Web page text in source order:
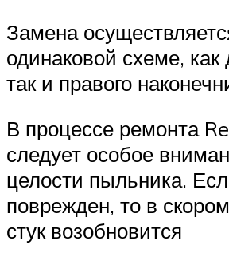
Замена
одинаковой схеме, как
так и правого
В процессе ремонта
следует особое
целости пыльника.
поврежден, то в
стук возобновится